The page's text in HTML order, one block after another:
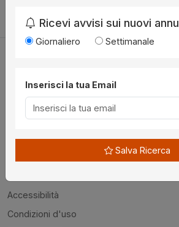
Utilità
Chi siamo
Disclaimer
Accessibilità
Condizioni d'uso
Ricevi avvisi sui nuovi
Giornaliero Settimanale
Inserisci la tua Email
Salva Ricerca